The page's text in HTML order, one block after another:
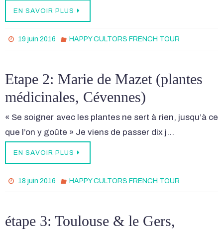
EN SAVOIR PLUS
19 juin 2016 HAPPY CULTORS FRENCH TOUR
Etape 2: Marie de Mazet (plantes
médicinales, Cévennes)
« Se soigner avec les plantes ne sert à rien, jusqu’à ce
que l’on y goûte » Je viens de passer dix j…
EN SAVOIR PLUS
18 juin 2016 HAPPY CULTORS FRENCH TOUR
étape 3: Toulouse & le Gers,